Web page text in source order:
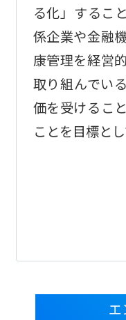
る化」するこ
係企業や金融
康管理を経営
取り組んでい
価を受けるこ
ことを目標とし
エ